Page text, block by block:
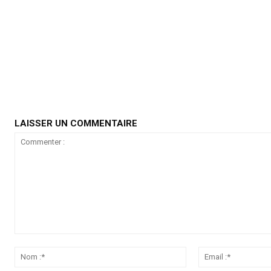
LAISSER UN COMMENTAIRE
Nom